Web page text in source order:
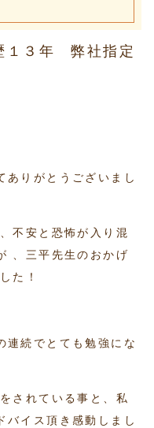
３年 弊社指定
ありがとうございまし
不安と恐怖が入り混
、三平先生のおかげ
た！
連続でとても勉強にな
されている事と、私
バイス頂き感動しまし